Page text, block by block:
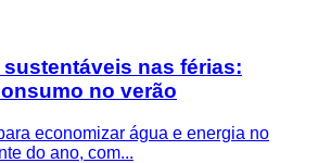
nas férias:
no verão
economizar água e energia no
do ano, com...